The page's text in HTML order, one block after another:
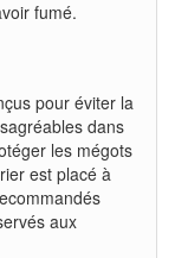
fumé.
pour éviter la
dans
les mégots
est placé à
aux